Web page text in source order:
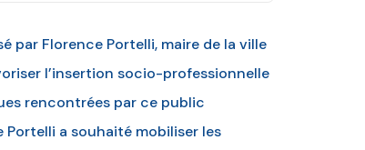
par Florence Portelli, maire de la ville
l’insertion socio-professionnelle
rencontrées par ce public
a souhaité mobiliser les